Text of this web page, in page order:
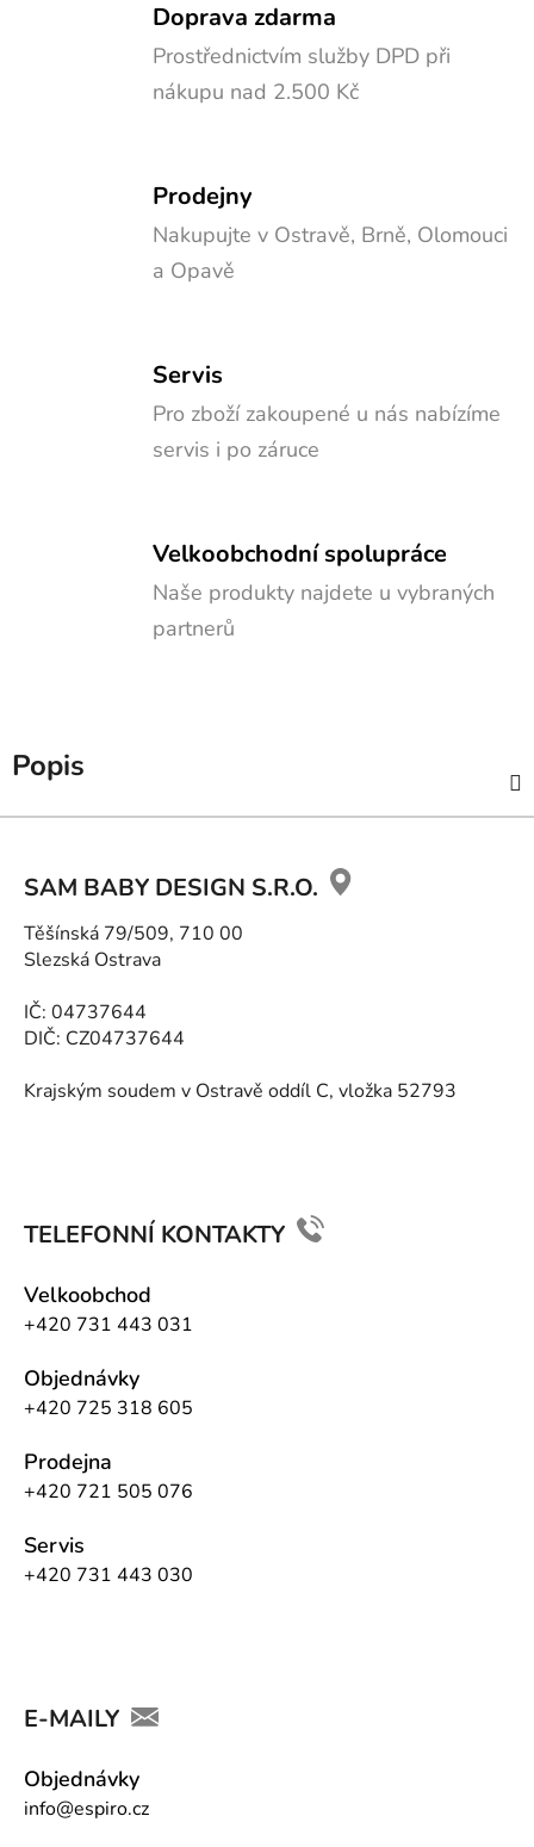
Doprava zdarma
Prostřednictvím služby DPD při
nákupu nad 2.500 Kč
Prodejny
Nakupujte v Ostravě, Brně, Olomouci
a Opavě
Servis
Pro zboží zakoupené u nás nabízíme
servis i po záruce
Velkoobchodní spolupráce
Naše produkty najdete u vybraných
partnerů
Popis
SAM BABY DESIGN S.R.O.
Těšínská 79/509, 710 00
Slezská Ostrava
IČ: 04737644
DIČ: CZ04737644
Krajským soudem v Ostravě oddíl C, vložka 52793
TELEFONNÍ KONTAKTY
Velkoobchod
+420 731 443 031
Objednávky
+420 725 318 605
Prodejna
+420 721 505 076
Servis
+420 731 443 030
E-MAILY
Objednávky
info@espiro.cz